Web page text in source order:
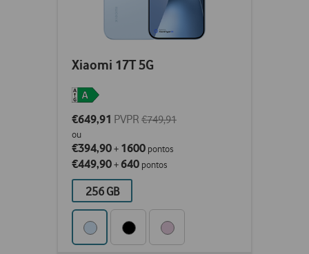
Xiaomi 17T 5G
€649,91 PVPR €749,91
ou
€394,90+ 1600 pontos
€449,90+640 pontos
256 GB